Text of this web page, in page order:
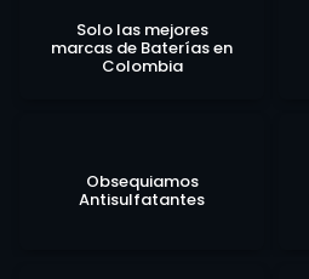
Solo las mejores
marcas de Baterías en
Colombia
Obsequiamos
Antisulfatantes